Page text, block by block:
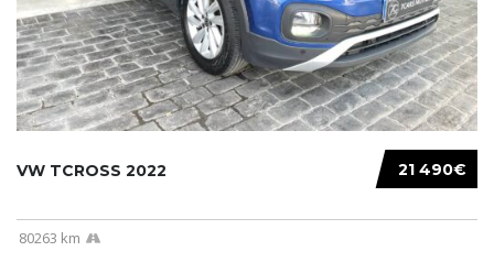
21 490€
VW TCROSS 2022
80263 km